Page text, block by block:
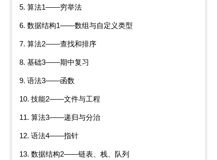
5. 算法1——穷举法
6. 数据结构1——数组与自定义类型
7. 算法2——查找和排序
8. 基础3——期中复习
9. 语法3——函数
10. 技能2——文件与工程
11. 算法3——递归与分治
12. 语法4——指针
13. 数据结构2——链表、栈、队列